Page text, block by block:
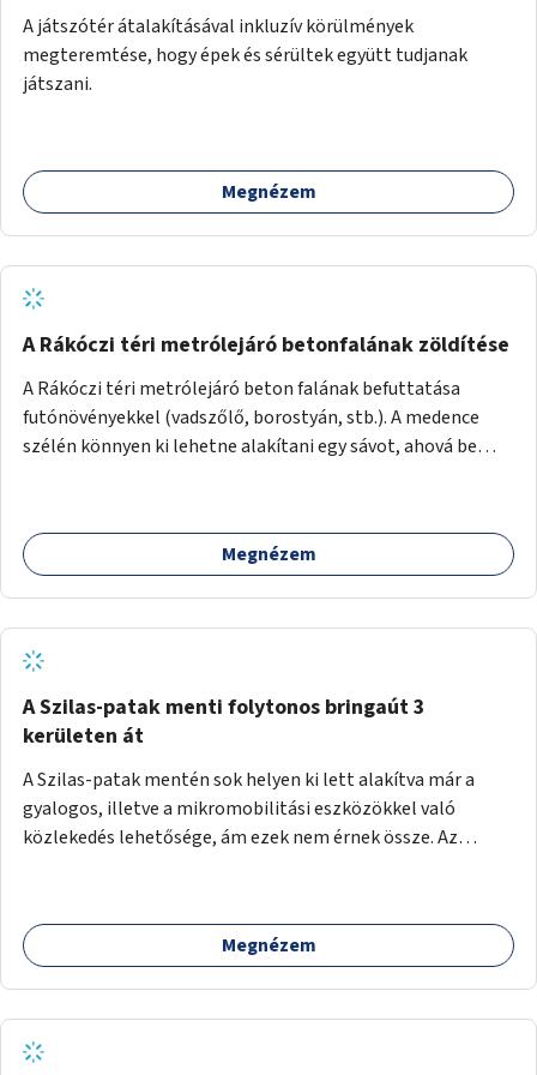
A játszótér átalakításával inkluzív körülmények
megteremtése, hogy épek és sérültek együtt tudjanak
játszani.
Megnézem
A Rákóczi téri metrólejáró betonfalának zöldítése
A Rákóczi téri metrólejáró beton falának befuttatása
futónövényekkel (vadszőlő, borostyán, stb.). A medence
szélén könnyen ki lehetne alakítani egy sávot, ahová be
Megnézem
A Szilas-patak menti folytonos bringaút 3
kerületen át
A Szilas-patak mentén sok helyen ki lett alakítva már a
gyalogos, illetve a mikromobilitási eszközökkel való
közlekedés lehetősége, ám ezek nem érnek össze. Az
részt, amire hatásköre van és a költségvetési lehetőségek
keretéig valósítsa is meg.Megnézem